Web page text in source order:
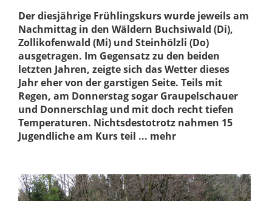
Der diesjährige Frühlingskurs wurde jeweils am
Nachmittag in den Wäldern Buchsiwald (Di),
Zollikofenwald (Mi) und Steinhölzli (Do)
ausgetragen. Im Gegensatz zu den beiden
letzten Jahren, zeigte sich das Wetter dieses
Jahr eher von der garstigen Seite. Teils mit
Regen, am Donnerstag sogar Graupelschauer
und Donnerschlag und mit doch recht tiefen
Temperaturen. Nichtsdestotrotz nahmen 15
Jugendliche am Kurs teil ... mehr